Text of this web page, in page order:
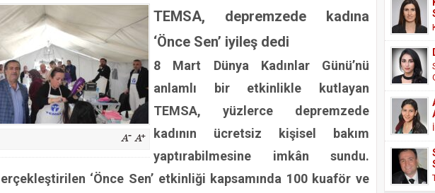
HDP İL BİNASININ ÖNÜNDE ANNELER TARİH YAZIYORLAR
CEYHAN TİCARET ODASI
Hainler emellerine asla erişemeyecekler
BÖLGEMİZ ÇUKUROVA’DA 2019 YILI PAMUK HASADINA BAŞLANDI
İyi Parti Yüreğir İlçe Başkanı Enis Akyürek
Kimyasallardan Koruma Derneği Başkanı Cennet Çelik
TEMSA, depremzede kadına
‘Önce Sen’ iyileş dedi
8 Mart Dünya Kadınlar Günü’nü
anlamlı bir etkinlikle kutlayan
TEMSA, yüzlerce depremzede
kadının ücretsiz kişisel bakım
yaptırabilmesine imkân sundu.
‘Önce Sen’ etkinliği kapsamında 100 kuaför ve